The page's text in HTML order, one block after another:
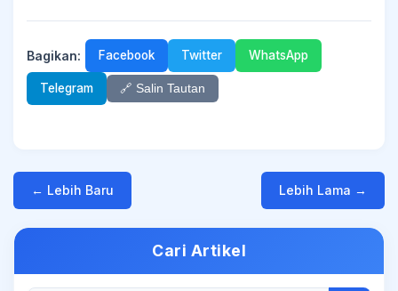
Bagikan: Facebook Twitter WhatsApp
Telegram 🔗 Salin Tautan
← Lebih Baru Lebih Lama →
Cari Artikel